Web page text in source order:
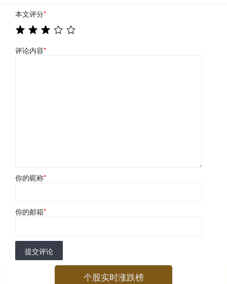
本文评分*
评论内容*
你的昵称*
你的邮箱*
提交评论
个股实时涨跌榜